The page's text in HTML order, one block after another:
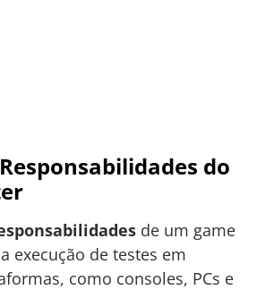
do
de um game
execução de testes em
como consoles, PCs e